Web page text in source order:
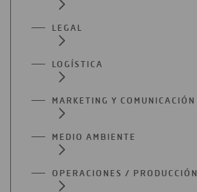
LEGAL
LOGÍSTICA
MARKETING Y COMUNICACIÓN
MEDIO AMBIENTE
OPERACIONES / PRODUCCIÓN